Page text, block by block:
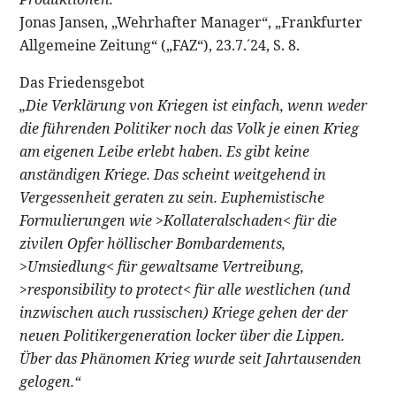
Jonas Jansen, „Wehrhafter Manager“, „Frankfurter
Allgemeine Zeitung“ („FAZ“), 23.7.´24, S. 8.
Das Friedensgebot
„Die Verklärung von Kriegen ist einfach, wenn weder
die führenden Politiker noch das Volk je einen Krieg
am eigenen Leibe erlebt haben. Es gibt keine
anständigen Kriege. Das scheint weitgehend in
Vergessenheit geraten zu sein. Euphemistische
Formulierungen wie >Kollateralschaden< für die
zivilen Opfer höllischer Bombardements,
>Umsiedlung< für gewaltsame Vertreibung,
>responsibility to protect< für alle westlichen (und
inzwischen auch russischen) Kriege gehen der der
neuen Politikergeneration locker über die Lippen.
Über das Phänomen Krieg wurde seit Jahrtausenden
gelogen.“